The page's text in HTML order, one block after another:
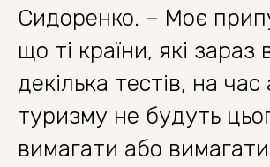
Сидоренко. – Моє
що ті країни, які
декілька тестів, на
туризму не будуть
вимагати або